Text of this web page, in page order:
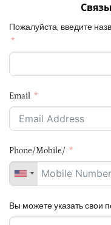
Пожалуйста, введите
Email
Phone/Mobile/
Вы можете указать свои